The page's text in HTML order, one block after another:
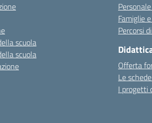
scuola
scuola
Famiglie
Percorsi
Offerta
Le
I progetti